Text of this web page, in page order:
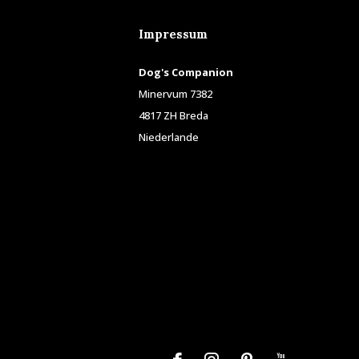
Impressum
Dog's Companion
Minervum 7382
4817 ZH Breda
Niederlande